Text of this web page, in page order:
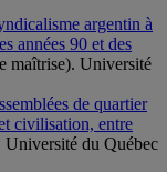
argentin à
années 90 et des
maîtrise). Université
de quartier
civilisation, entre
du Québec